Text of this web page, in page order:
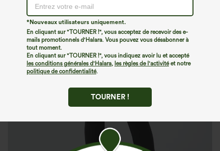
*Nouveaux utilisateurs uniquement.
En cliquant sur "TOURNER !", vous acceptez de recevoir des e-
mails promotionnels d'Halara. Vous pouvez vous désabonner à
tout moment.
En cliquant sur "TOURNER !", vous indiquez avoir lu et accepté
les conditions générales d'Halara, les règles de l'activitéet notre
politique de confidentialité.
TOURNER !